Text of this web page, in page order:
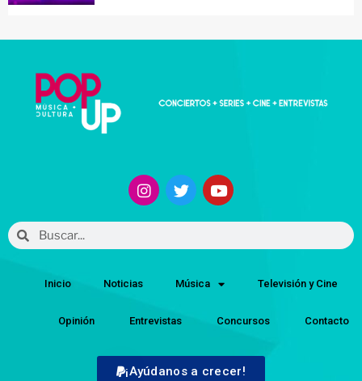
Inicio Noticias Música Televisión y Cine
Opinión Entrevistas Concursos Contacto
¡Ayúdanos a crecer!